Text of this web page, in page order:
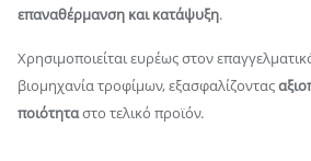
επαναθέρμανση και κατάψυξη.
Χρησιμοποιείται ευρέως στον
βιομηχανία τροφίμων, εξασφαλίζοντας
ποιότηταστο τελικό προϊόν.